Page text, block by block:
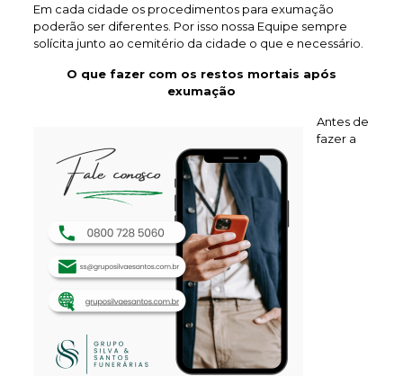
Em cada cidade os procedimentos para exumação
poderão ser diferentes. Por isso nossa Equipe sempre
solícita junto ao cemitério da cidade o que e necessário.
O que fazer com os restos mortais após
exumação
Antes de
fazer a